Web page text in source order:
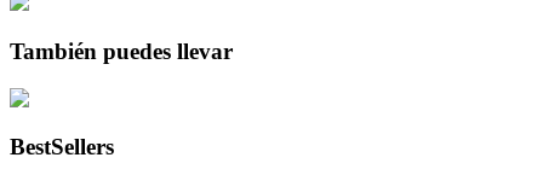
También puedes llevar
BestSellers